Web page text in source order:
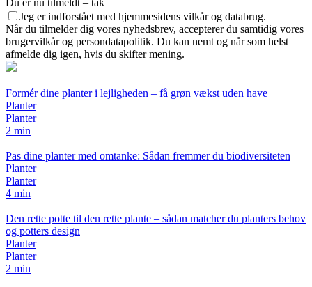
Du er nu tilmeldt – tak
Jeg er indforstået med hjemmesidens vilkår og databrug.
Når du tilmelder dig vores nyhedsbrev, accepterer du samtidig vores
brugervilkår og persondatapolitik. Du kan nemt og når som helst
afmelde dig igen, hvis du skifter mening.
Formér dine planter i lejligheden – få grøn vækst uden have
Planter
Planter
2 min
Pas dine planter med omtanke: Sådan fremmer du biodiversiteten
Planter
Planter
4 min
Den rette potte til den rette plante – sådan matcher du planters behov
og potters design
Planter
Planter
2 min